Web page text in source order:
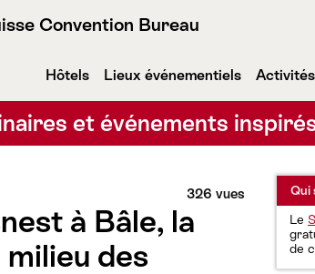
Convention Bureau
Hôtels Lieux événementiels
et événements
326 vues
à Bâle, la
milieu des
Qui
Le
de